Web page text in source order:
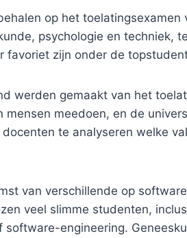
op het toelatingsexamen
psychologie en techniek,
favoriet zijn onder de
werden gemaakt van het
mensen meedoen, en de
te analyseren welke
van verschillende op
veel slimme studenten,
engineering.